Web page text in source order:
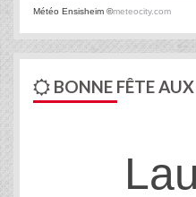
Météo Ensisheim ©meteocity.com
BONNE FÊTE